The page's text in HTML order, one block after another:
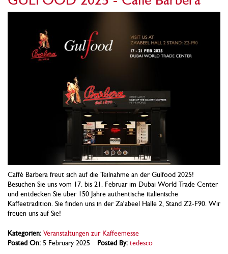
Caffè Barbera freut sich auf die Teilnahme an der Gulfood 2025!
Besuchen Sie uns vom 17. bis 21. Februar im Dubai World Trade Center
und entdecken Sie über 150 Jahre authentische italienische
Kaffeetradition. Sie finden uns in der Za'abeel Halle 2, Stand Z2-F90. Wir
freuen uns auf Sie!
Kategorien: Veranstaltungen zur Kaffeemesse
Posted On: 5 February 2025 Posted By: tedesco